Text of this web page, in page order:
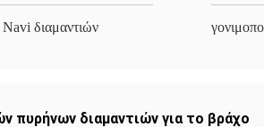
διαμαντιών
πυρήνων διαμαντιών για το βράχο